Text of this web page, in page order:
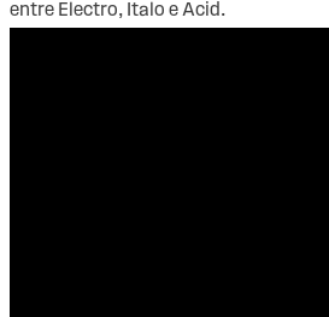
entre Electro, Italo e Acid.